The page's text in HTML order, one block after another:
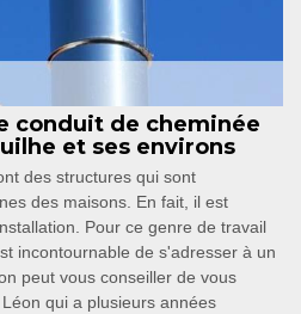
conduit de cheminée
et ses environs
des structures qui sont
des maisons. En fait, il est
Pour ce genre de travail
incontournable de s'adresser à un
peut vous conseiller de vous
qui a plusieurs années